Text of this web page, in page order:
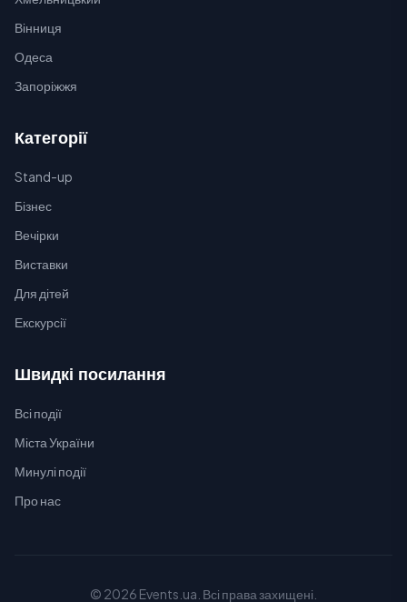
Вінниця
Одеса
Запоріжжя
Категорії
Stand-up
Бізнес
Вечірки
Виставки
Для дітей
Екскурсії
Швидкі посилання
Всі події
Міста України
Минулі події
Про нас
© 2026 Events.ua. Всі права захищені.